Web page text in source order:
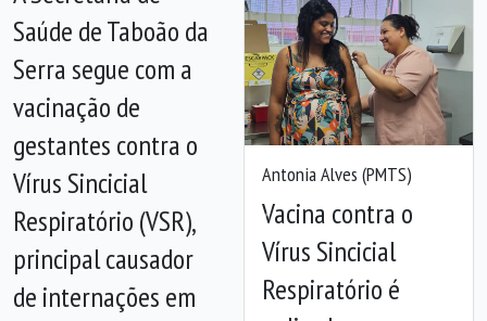
Antonia Alves (PMTS)
Vacina contra o
Vírus Sincicial
Respiratório é
Anterior
Saúde de Taboão da
Serra segue com a
vacinação de
gestantes contra o
Vírus Sincicial
Respiratório (VSR),
principal causador
de internações em